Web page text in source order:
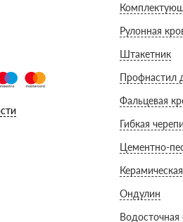
Рулонная
Штакетник
Профнастил
Фальцевая
Гибкая
Цементно-
Ондулин
Водосточная